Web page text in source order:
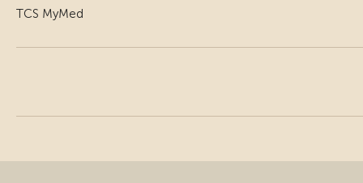
TCS MyMed